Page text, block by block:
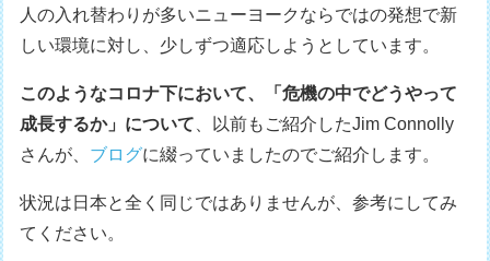
人の入れ替わりが多いニューヨークならではの発想で新
しい環境に対し、少しずつ適応しようとしています。
このようなコロナ下において、「危機の中でどうやって
成長するか」について 、以前もご紹介したJim Connolly
さんが、 ブログに綴っていましたのでご紹介します。
状況は日本と全く同じではありませんが、参考にしてみ
てください。